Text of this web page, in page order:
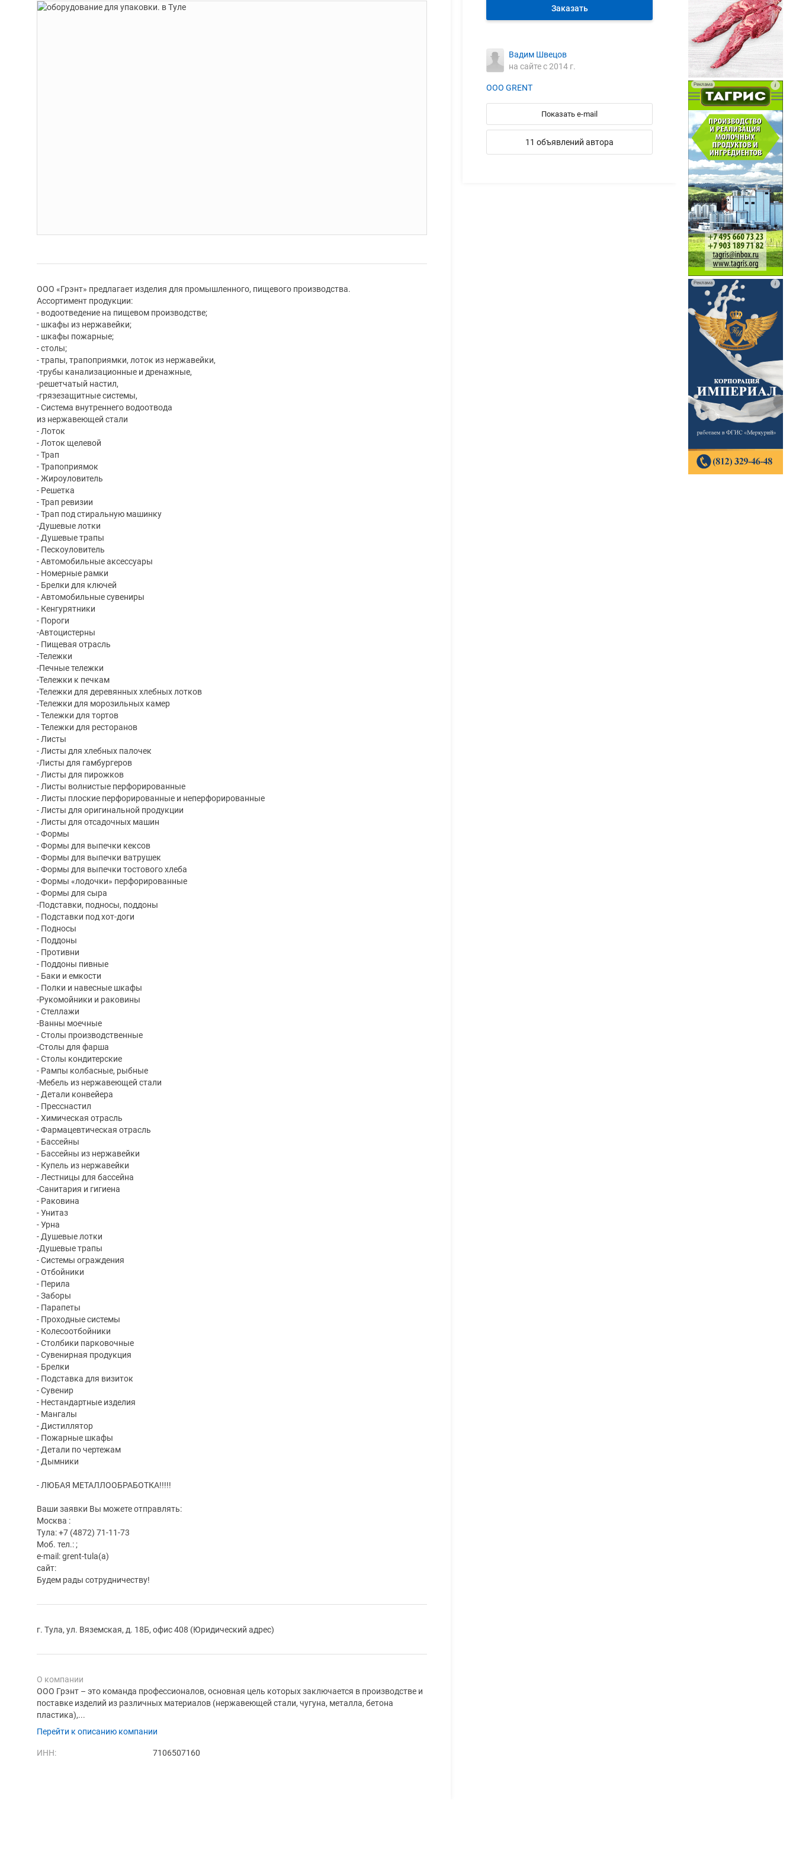
ООО «Грэнт» предлагает изделия для промышленного, пищевого производства.
Ассортимент продукции:
- водоотведение на пищевом производстве;
- шкафы из нержавейки;
- шкафы пожарные;
- столы;
- трапы, трапоприямки, лоток из нержавейки,
-трубы канализационные и дренажные,
-решетчатый настил,
-грязезащитные системы,
- Система внутреннего водоотвода
из нержавеющей стали
- Лоток
- Лоток щелевой
- Трап
- Трапоприямок
- Жироуловитель
- Решетка
- Трап ревизии
- Трап под стиральную машинку
-Душевые лотки
- Душевые трапы
- Пескоуловитель
- Автомобильные аксессуары
- Номерные рамки
- Брелки для ключей
- Автомобильные сувениры
- Кенгурятники
- Пороги
-Автоцистерны
- Пищевая отрасль
-Тележки
-Печные тележки
-Тележки к печкам
-Тележки для деревянных хлебных лотков
-Тележки для морозильных камер
- Тележки для тортов
- Тележки для ресторанов
- Листы
- Листы для хлебных палочек
-Листы для гамбургеров
- Листы для пирожков
- Листы волнистые перфорированные
- Листы плоские перфорированные и неперфорированные
- Листы для оригинальной продукции
- Листы для отсадочных машин
- Формы
- Формы для выпечки кексов
- Формы для выпечки ватрушек
- Формы для выпечки тостового хлеба
- Формы «лодочки» перфорированные
- Формы для сыра
-Подставки, подносы, поддоны
- Подставки под хот-доги
- Подносы
- Поддоны
- Противни
- Поддоны пивные
- Баки и емкости
- Полки и навесные шкафы
-Рукомойники и раковины
- Стеллажи
-Ванны моечные
- Столы производственные
-Столы для фарша
- Столы кондитерские
- Рампы колбасные, рыбные
-Мебель из нержавеющей стали
- Детали конвейера
- Пресснастил
- Химическая отрасль
- Фармацевтическая отрасль
- Бассейны
- Бассейны из нержавейки
- Купель из нержавейки
- Лестницы для бассейна
-Санитария и гигиена
- Раковина
- Унитаз
- Урна
- Душевые лотки
-Душевые трапы
- Системы ограждения
- Отбойники
- Перила
- Заборы
- Парапеты
- Проходные системы
- Колесоотбойники
- Столбики парковочные
- Сувенирная продукция
- Брелки
- Подставка для визиток
- Сувенир
- Нестандартные изделия
- Мангалы
- Дистиллятор
- Пожарные шкафы
- Детали по чертежам
- Дымники
- ЛЮБАЯ МЕТАЛЛООБРАБОТКА!!!!!
Ваши заявки Вы можете отправлять:
Москва :
Тула: +7 (4872) 71-11-73
Моб. тел.: ;
e-mail: grent-tula(a)
сайт:
Будем рады сотрудничеству!
г. Тула, ул. Вяземская, д. 18Б, офис 408 (Юридический адрес)
О компании
ООО Грэнт – это команда профессионалов, основная цель которых заключается в производстве и
поставке изделий из различных материалов (нержавеющей стали, чугуна, металла, бетона
пластика),...
Перейти к описанию компании
ИНН: 7106507160
Заказать
Вадим Швецов
на сайте с 2014 г.
ООО GRENT
Показать e-mail
11 объявлений автора
Реклама i
Реклама i